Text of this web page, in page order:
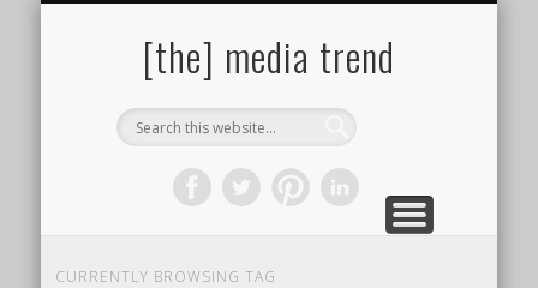
[the] media trend
CURRENTLY BROWSING TAG